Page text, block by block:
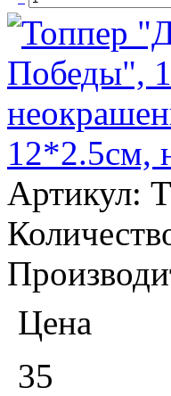
12*2.5см,
Артикул:
Цена
35